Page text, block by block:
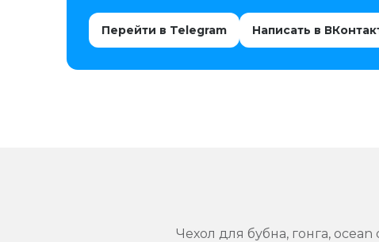
Перейти в Telegram Написать в
Чехол для бубна, гонга,